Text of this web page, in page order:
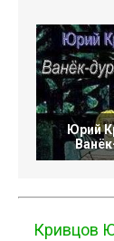
Юрий
Кривцов